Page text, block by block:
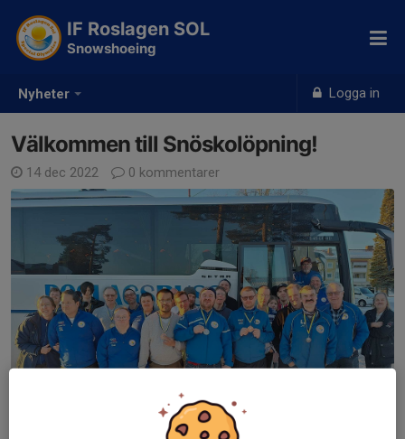
Nyheter Logga in
IF Roslagen SOL
Snowshoeing
Välkommen till Snöskolöpning!
14 dec 2022 0 kommentarer